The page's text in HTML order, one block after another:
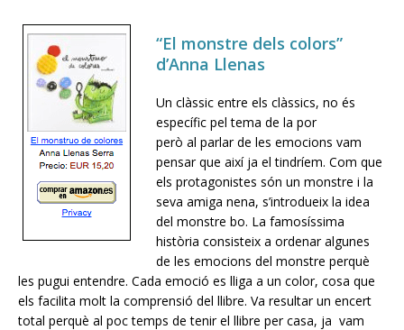
“El monstre dels colors”
d’Anna Llenas
Un clàssic entre els clàssics, no és
específic pel tema de la por
però al parlar de les emocions vam
pensar que així ja el tindríem. Com que
els protagonistes són un monstre i la
seva amiga nena, s’introdueix la idea
del monstre bo. La famosíssima
història consisteix a ordenar algunes
de les emocions del monstre perquè
les pugui entendre. Cada emoció es lliga a un color, cosa que
els facilita molt la comprensió del llibre. Va resultar un encert
total perquè al poc temps de tenir el llibre per casa, ja vam